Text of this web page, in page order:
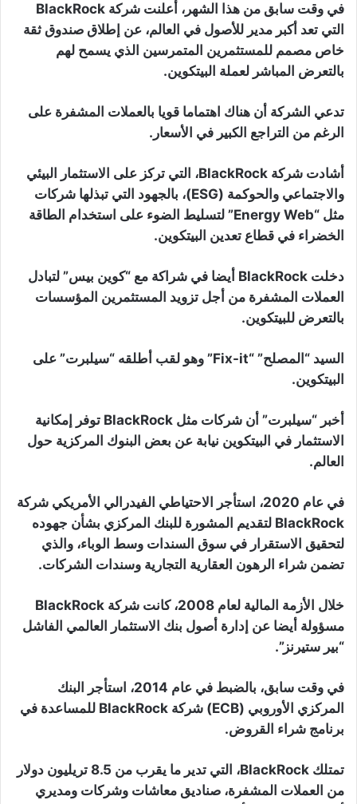
في وقت سابق من هذا الشهر، أعلنت شركة BlackRock
التي تعد أكبر مدير للأصول في العالم، عن إطلاق صندوق ثقة
خاص مصمم للمستثمرين المتمرسين الذي يسمح لهم
بالتعرض المباشر لعملة البيتكوين.
تدعي الشركة أن هناك اهتماما قويا بالعملات المشفرة على
الرغم من التراجع الكبير في الأسعار.
أشادت شركة BlackRock، التي تركز على الاستثمار البيئي
والاجتماعي والحوكمة (ESG)، بالجهود التي تبذلها شركات
مثل “Energy Web” لتسليط الضوء على استخدام الطاقة
الخضراء في قطاع تعدين البيتكوين.
دخلت BlackRock أيضا في شراكة مع “كوين بيس” لتبادل
العملات المشفرة من أجل تزويد المستثمرين المؤسسات
بالتعرض للبيتكوين.
السيد “المصلح” “Fix-it” وهو لقب أطلقه “سيلبرت” على
البيتكوين.
أخبر “سيلبرت” أن شركات مثل BlackRock توفر إمكانية
الاستثمار في البيتكوين نيابة عن بعض البنوك المركزية حول
العالم.
في عام 2020، استأجر الاحتياطي الفيدرالي الأمريكي شركة
BlackRock لتقديم المشورة للبنك المركزي بشأن جهوده
لتحقيق الاستقرار في سوق السندات وسط الوباء، والذي
تضمن شراء الرهون العقارية التجارية وسندات الشركات.
خلال الأزمة المالية لعام 2008، كانت شركة BlackRock
مسؤولة أيضا عن إدارة أصول بنك الاستثمار العالمي الفاشل
“بير ستيرنز”.
في وقت سابق، بالضبط في عام 2014، استأجر البنك
المركزي الأوروبي (ECB) شركة BlackRock للمساعدة في
برنامج شراء القروض.
تمتلك BlackRock، التي تدير ما يقرب من 8.5 تريليون دولار
من العملات المشفرة، صناديق معاشات وشركات ومديري